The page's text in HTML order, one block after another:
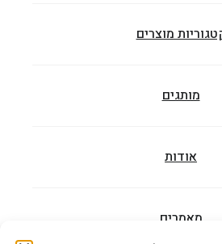
מוצרים
מותגים
אודות
מאמרים